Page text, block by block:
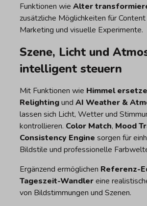
Funktionen wie Alter
zusätzliche Möglichkeiten für Content
Marketing und visuelle Experimente.
Szene, Licht und
intelligent steuern
Mit Funktionen wie Himmel
Relightingund AI Weather &
lassen sich Licht, Wetter und
kontrollieren. Color Match, Mood
Consistency Engine sorgen für
Bildstile und professionelle
Ergänzend ermöglichen Referenz-
Tageszeit-Wandlereine
von Bildstimmungen und Szenen.